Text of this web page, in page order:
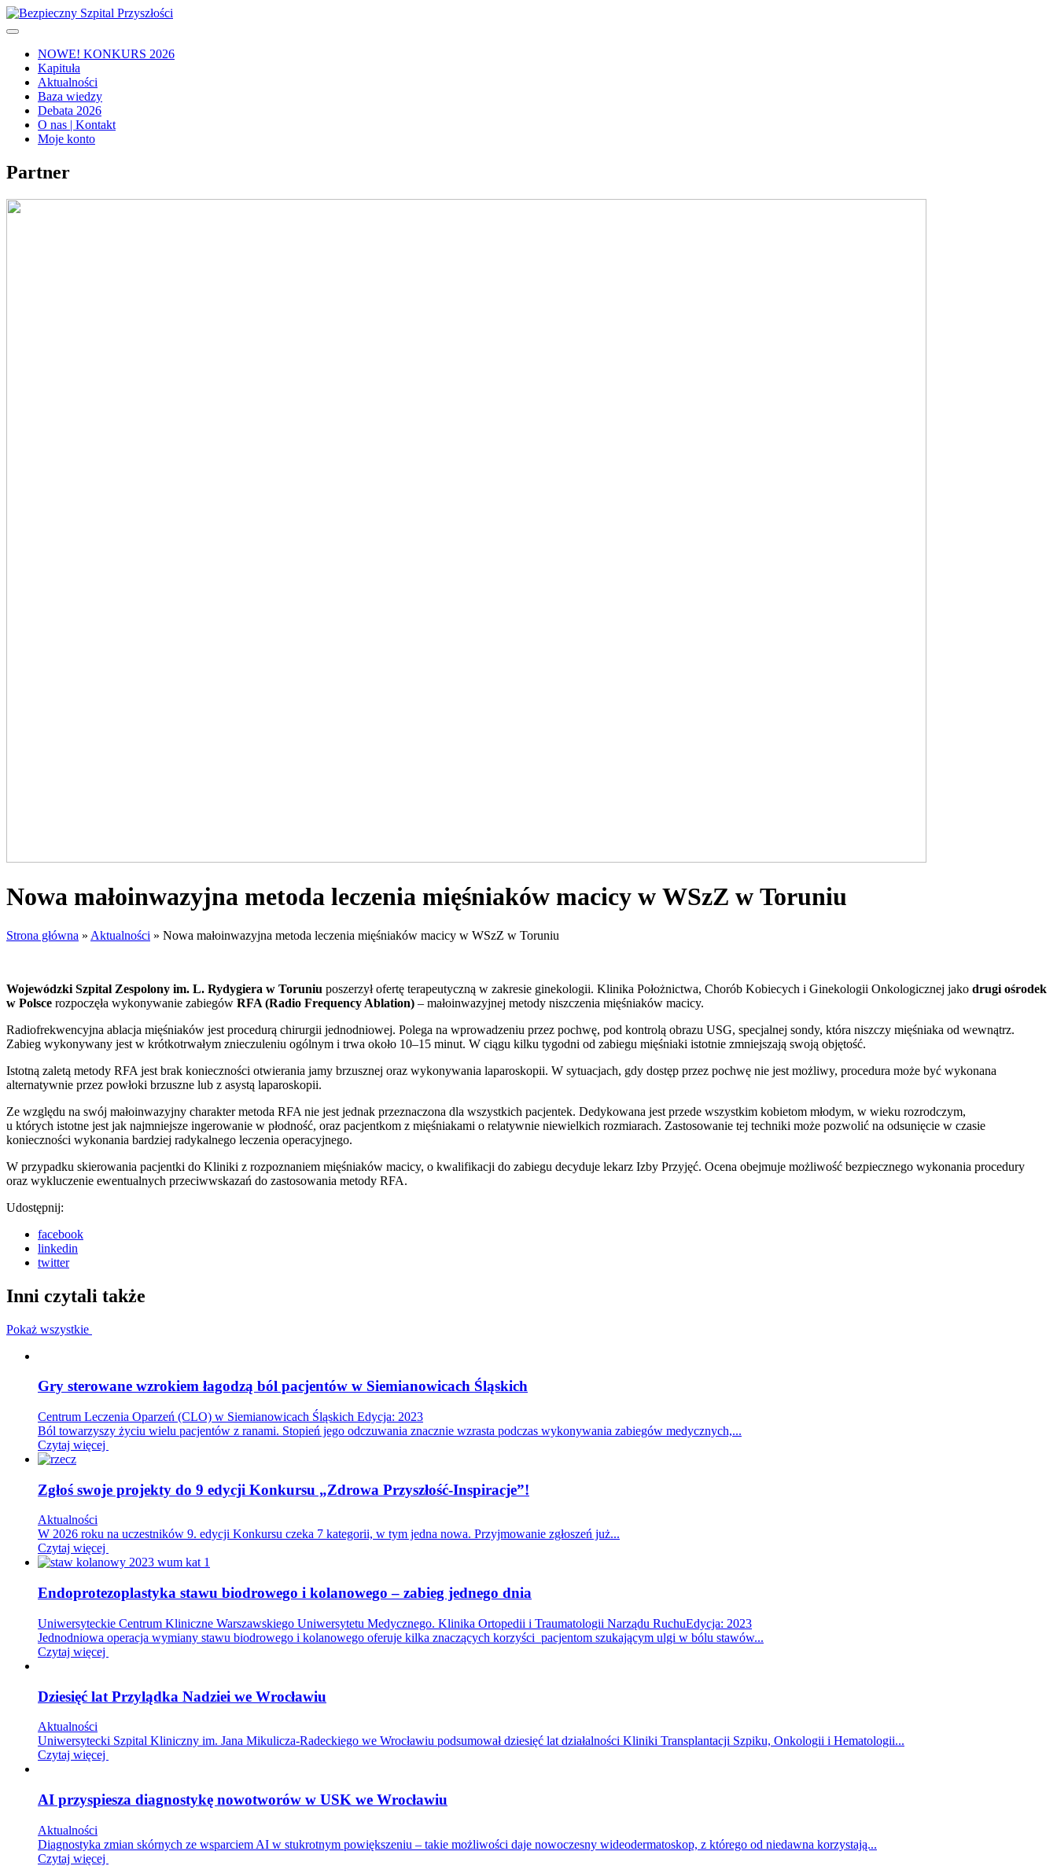
NOWE! KONKURS 2026
Kapituła
Aktualności
Baza wiedzy
Debata 2026
O nas | Kontakt
Moje konto
Partner
Nowa małoinwazyjna metoda leczenia mięśniaków macicy w WSzZ w Toruniu
Strona główna » Aktualności » Nowa małoinwazyjna metoda leczenia mięśniaków macicy w WSzZ w Toruniu
Wojewódzki Szpital Zespolony im. L. Rydygiera w Toruniu poszerzył ofertę terapeutyczną w zakresie ginekologii. Klinika Położnictwa, Chorób Kobiecych i Ginekologii Onkologicznej jako drugi ośrodek
w Polsce rozpoczęła wykonywanie zabiegów RFA (Radio Frequency Ablation) – małoinwazyjnej metody niszczenia mięśniaków macicy.
Radiofrekwencyjna ablacja mięśniaków jest procedurą chirurgii jednodniowej. Polega na wprowadzeniu przez pochwę, pod kontrolą obrazu USG, specjalnej sondy, która niszczy mięśniaka od wewnątrz.
Zabieg wykonywany jest w krótkotrwałym znieczuleniu ogólnym i trwa około 10–15 minut. W ciągu kilku tygodni od zabiegu mięśniaki istotnie zmniejszają swoją objętość.
Istotną zaletą metody RFA jest brak konieczności otwierania jamy brzusznej oraz wykonywania laparoskopii. W sytuacjach, gdy dostęp przez pochwę nie jest możliwy, procedura może być wykonana
alternatywnie przez powłoki brzuszne lub z asystą laparoskopii.
Ze względu na swój małoinwazyjny charakter metoda RFA nie jest jednak przeznaczona dla wszystkich pacjentek. Dedykowana jest przede wszystkim kobietom młodym, w wieku rozrodczym,
u których istotne jest jak najmniejsze ingerowanie w płodność, oraz pacjentkom z mięśniakami o relatywnie niewielkich rozmiarach. Zastosowanie tej techniki może pozwolić na odsunięcie w czasie
konieczności wykonania bardziej radykalnego leczenia operacyjnego.
W przypadku skierowania pacjentki do Kliniki z rozpoznaniem mięśniaków macicy, o kwalifikacji do zabiegu decyduje lekarz Izby Przyjęć. Ocena obejmuje możliwość bezpiecznego wykonania procedury
oraz wykluczenie ewentualnych przeciwwskazań do zastosowania metody RFA.
Udostępnij:
facebook
linkedin
twitter
Inni czytali także
Pokaż wszystkie
Gry sterowane wzrokiem łagodzą ból pacjentów w Siemianowicach Śląskich
Centrum Leczenia Oparzeń (CLO) w Siemianowicach Śląskich Edycja: 2023
Ból towarzyszy życiu wielu pacjentów z ranami. Stopień jego odczuwania znacznie wzrasta podczas wykonywania zabiegów medycznych,...
Czytaj więcej
Zgłoś swoje projekty do 9 edycji Konkursu „Zdrowa Przyszłość-Inspiracje”!
Aktualności
W 2026 roku na uczestników 9. edycji Konkursu czeka 7 kategorii, w tym jedna nowa. Przyjmowanie zgłoszeń już...
Czytaj więcej
Endoprotezoplastyka stawu biodrowego i kolanowego – zabieg jednego dnia
Uniwersyteckie Centrum Kliniczne Warszawskiego Uniwersytetu Medycznego. Klinika Ortopedii i Traumatologii Narządu RuchuEdycja: 2023
Jednodniowa operacja wymiany stawu biodrowego i kolanowego oferuje kilka znaczących korzyści pacjentom szukającym ulgi w bólu stawów...
Czytaj więcej
Dziesięć lat Przylądka Nadziei we Wrocławiu
Aktualności
Uniwersytecki Szpital Kliniczny im. Jana Mikulicza-Radeckiego we Wrocławiu podsumował dziesięć lat działalności Kliniki Transplantacji Szpiku, Onkologii i Hematologii...
Czytaj więcej
AI przyspiesza diagnostykę nowotworów w USK we Wrocławiu
Aktualności
Diagnostyka zmian skórnych ze wsparciem AI w stukrotnym powiększeniu – takie możliwości daje nowoczesny wideodermatoskop, z którego od niedawna korzystają...
Czytaj więcej